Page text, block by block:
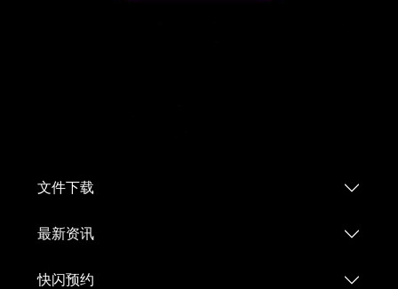
文件下载
最新资讯
快闪预约